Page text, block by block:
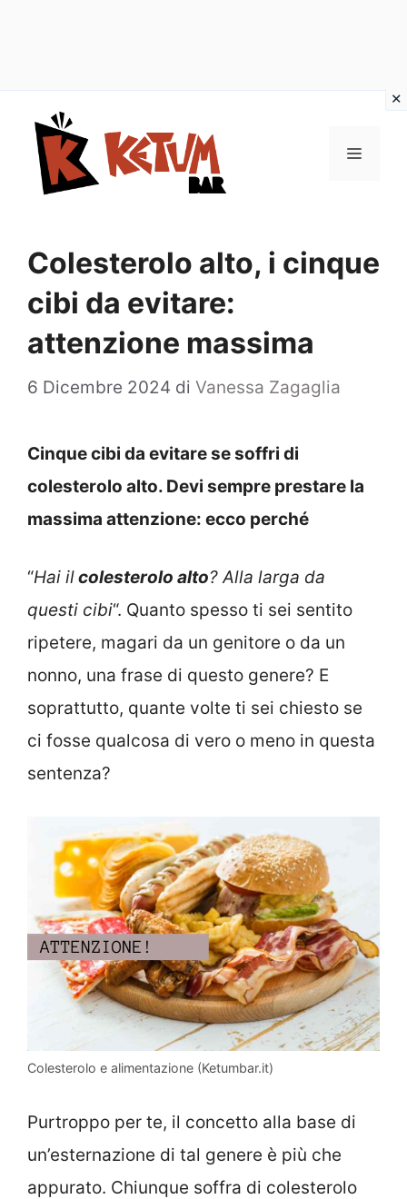
contenuto
Menu
Colesterolo alto, i cinque
cibi da evitare:
attenzione massima
6 Dicembre 2024 di Vanessa Zagaglia
Cinque cibi da evitare se soffri di
colesterolo alto. Devi sempre prestare la
massima attenzione: ecco perché
“Hai ilcolesterolo alto? Alla larga da
questi cibi“. Quanto spesso ti sei sentito
ripetere, magari da un genitore o da un
nonno, una frase di questo genere? E
soprattutto, quante volte ti sei chiesto se
ci fosse qualcosa di vero o meno in questa
sentenza?
Colesterolo e alimentazione (Ketumbar.it)
Purtroppo per te, il concetto alla base di
un’esternazione di tal genere è più che
appurato. Chiunque soffra di colesterolo